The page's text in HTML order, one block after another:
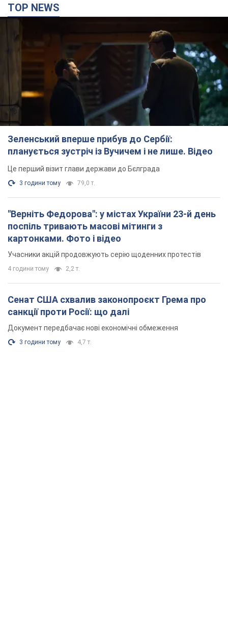
TOP NEWS
Зеленський вперше прибув до Сербії:
планується зустріч із Вучичем і не лише. Відео
Це перший візит глави держави до Бєлграда
3 години тому 79,0 т.
"Верніть Федорова": у містах України 23-й день
поспіль тривають масові мітинги з
картонками. Фото і відео
Учасники акцій продовжують серію щоденних протестів
4 години тому 2,2 т.
Сенат США схвалив законопроєкт Грема про
санкції проти Росії: що далі
Документ передбачає нові економічні обмеження
3 години тому 4,7 т.